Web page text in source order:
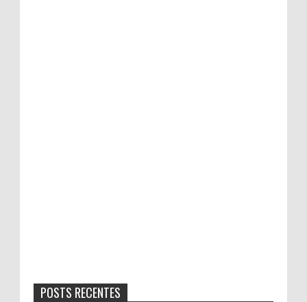
POSTS RECENTES